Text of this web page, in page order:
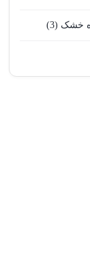
خشک (3)